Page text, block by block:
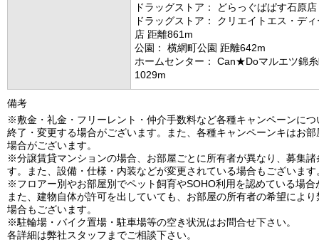
ドラッグストア： どらっぐぱぱす石原
ドラッグストア： クリエイトエス・デ
店 距離861m
公園： 横網町公園 距離642m
ホームセンター： Can★Doマルエツ錦
1029m
備考
※敷金・礼金・フリーレント・仲介手数料など各種キャンペーンにつ
終了・変更する場合がございます。また、各種キャンペーンキはお
場合がございます。
※分譲賃貸マンションの場合、お部屋ごとに所有者が異なり、募集諸
す。また、設備・仕様・内装などが変更されている場合もございます
※フロアー別やお部屋別でペット飼育やSOHO利用を認めている場合
また、建物自体が許可を出していても、お部屋の所有者の希望によ
場合もございます。
※駐輪場・バイク置場・駐車場等の空き状況はお問合せ下さい。
各詳細は弊社スタッフまでご相談下さい。